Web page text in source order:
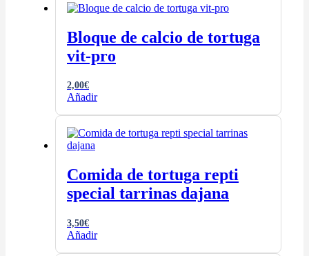
Bloque de calcio de tortuga
vit-pro
2,00€
Añadir
Comida de tortuga repti
special tarrinas dajana
3,50€
Añadir